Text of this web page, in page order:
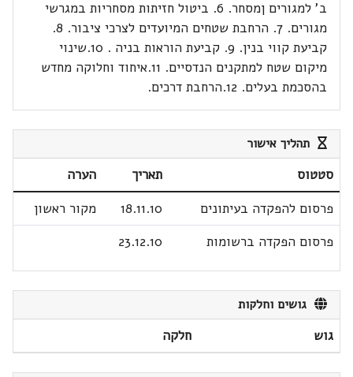
ב' למגורים ןמסחר. 6. ביטול חזיתות מסחריות במגרשי
מגורים. 7. הרחבת שטחים המיועדים לצרכי ציבור. 8.
קביעת קווי בנין. 9. קביעת הוראות בניה . 10.שינוי
מיקום שטח למתקנים הנדסיים. 11.איחוד וחלוקה מחדש
בהסכמת בעלים. 12.הרחבת דרכים.
תהליך אישור
סטטוס תאריך
הערה
פרסום להפקדה בעיתונים
18.11.10
מקור ראשון
פרסום הפקדה ברשומות
23.12.10
גושים וחלקות
גוש חלקה